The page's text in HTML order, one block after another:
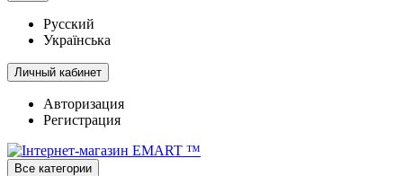
Русский
Українська
Личный кабинет
Авторизация
Регистрация
Все категории